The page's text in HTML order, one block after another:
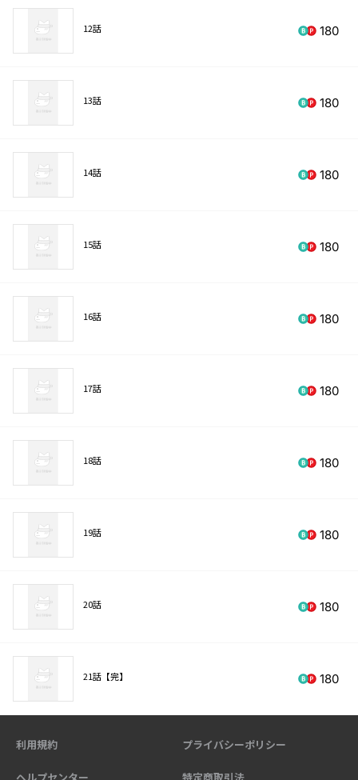
12話 180
13話 180
14話 180
15話 180
16話 180
17話 180
18話 180
19話 180
20話 180
21話【完】 180
利用規約 プライバシーポリシー